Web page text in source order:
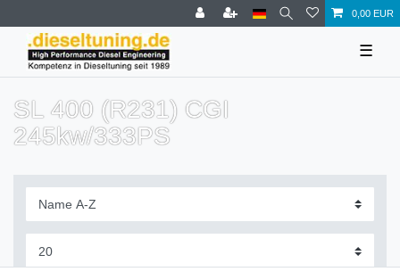
0,00 EUR
☰
SL 400 (R231) CGI
245kw/333PS